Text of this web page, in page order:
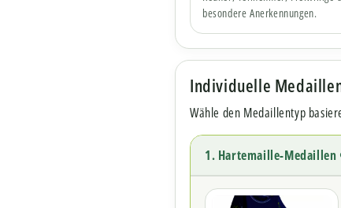
besondere Anerkennungen.
Individuelle
Wähle den Medaillentyp
1. Hartemaille-